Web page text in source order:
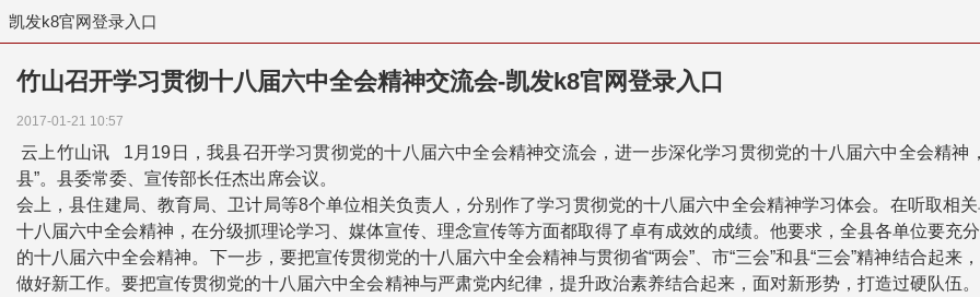
凯发k8官网登录入口
竹山召开学习贯彻十八届六中全会精神交流会-凯发k8官网登录入口
2017-01-21 10:57
云上竹山讯 1月19日，我县召开学习贯彻党的十八届六中全会精神交流会，进一步深化学习贯彻党的十八届六中全会精神
县”。县委常委、宣传部长任杰出席会议。
会上，县住建局、教育局、卫计局等8个单位相关负责人，分别作了学习贯彻党的十八届六中全会精神学习体会。在听取相
十八届六中全会精神，在分级抓理论学习、媒体宣传、理念宣传等方面都取得了卓有成效的成绩。他要求，全县各单位要充
的十八届六中全会精神。下一步，要把宣传贯彻党的十八届六中全会精神与贯彻省“两会”、市“三会”和县“三会”精神结合起
做好新工作。要把宣传贯彻党的十八届六中全会精神与严肃党内纪律，提升政治素养结合起来，面对新形势，打造过硬队伍